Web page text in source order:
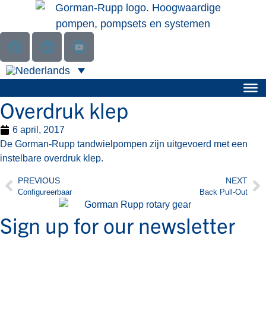
Overdruk klep
6 april, 2017
De Gorman-Rupp tandwielpompen zijn uitgevoerd met een
instelbare overdruk klep.
PREVIOUS
Configureerbaar
NEXT
Back Pull-Out
Sign up for our newsletter